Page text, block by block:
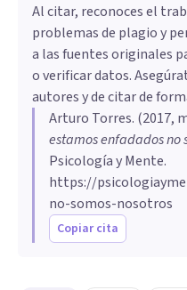
Al citar, reconoces el
problemas de plagio y
a las fuentes originales
o verificar datos.
autores y de citar de
Arturo Torres. (2017,
estamos enfadados no
Psicología y Mente.
https://
no-somos-nosotros
Copiar cita